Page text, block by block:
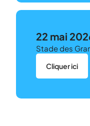
22 mai
Stade des
Cliquer ici